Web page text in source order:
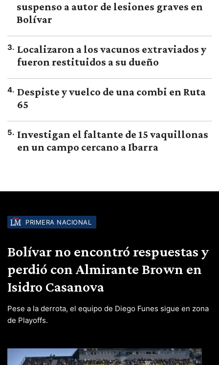
suspenso a autor de lesiones graves en
Bolívar
3. Localizaron a los vacunos extraviados y
fueron restituidos a su dueño
4. Despiste y vuelco de una combi en Ruta
65
5. Investigan el faltante de 15 vaquillonas
en un campo cercano a Ibarra
PRIMERA NACIONAL
Bolívar no encontró respuestas y
perdió con Almirante Brown en
Isidro Casanova
Pese a la derrota, el equipo de Diego Funes sigue en zona
de Playoffs.